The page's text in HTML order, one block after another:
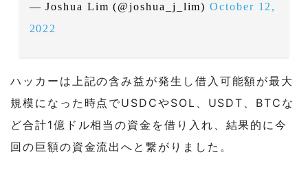
— Joshua Lim (@joshua_j_lim)October 12,
2022
ハッカーは上記の含み益が発生し借入可能額が最大
規模になった時点でUSDCやSOL、USDT、BTCな
ど合計1億ドル相当の資金を借り入れ、結果的に今
回の巨額の資金流出へと繋がりました。